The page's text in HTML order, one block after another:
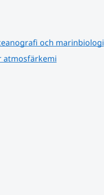
och marinbiologi
atmosfärkemi
webbplats.
annan webbplats.